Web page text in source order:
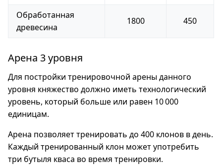
Обработанная
древесина
1800 450
Арена 3 уровня
Для постройки тренировочной арены данного
уровня княжество должно иметь технологический
уровень, который больше или равен 10 000
единицам.
Арена позволяет тренировать до 400 клонов в день.
Каждый тренированный клон может употребить
три бутыля кваса во время тренировки.